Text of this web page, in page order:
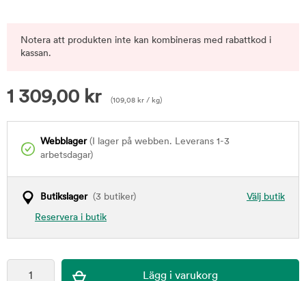
Notera att produkten inte kan kombineras med rabattkod i
kassan.
1 309,00 kr (109,08 kr / kg)
Webblager(I lager på webben. Leverans 1-3
arbetsdagar)
Välj butik
Butikslager(3 butiker)
Reservera i butik